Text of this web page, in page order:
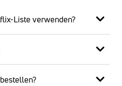
Liste verwenden?